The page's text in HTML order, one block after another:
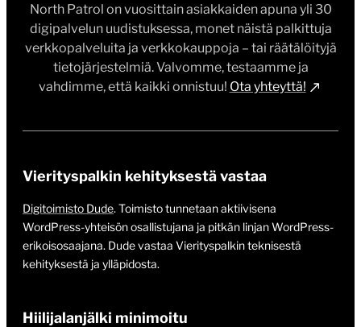
North Patrol on vuosittain asiakkaiden apuna yli 30
digipalvelun uudistuksessa, monet näistä palkittuja
verkkopalveluita ja verkkokauppoja – tai räätälöityjä
tietojärjestelmiä. Valvomme, testaamme ja
vahdimme, että kaikki onnistuu! Ota yhteyttä!
Vierityspalkin kehityksestä vastaa
Digitoimisto Dude. Toimisto tunnetaan aktiivisena
WordPress-yhteisön osallistujana ja pitkän linjan WordPress-
erikoisosaajana. Dude vastaa Vierityspalkin teknisestä
kehityksestä ja ylläpidosta.
Hiilijalanjälki minimoitu